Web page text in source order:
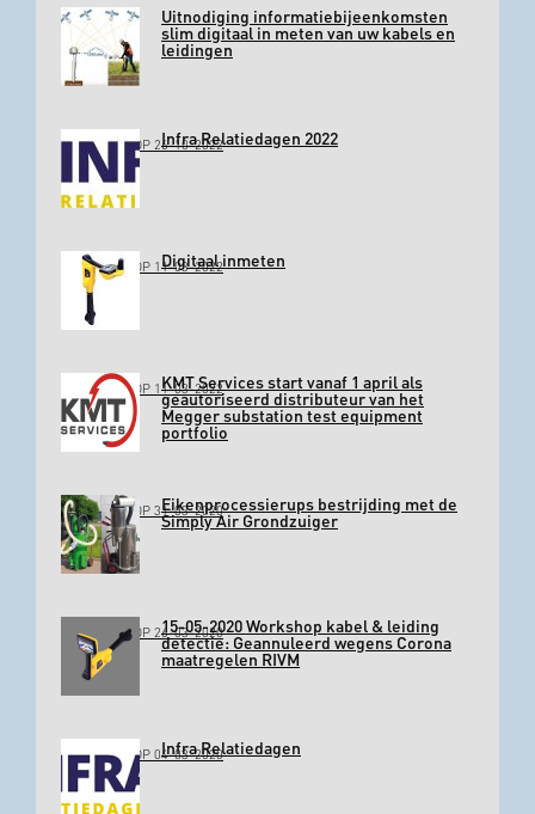
Uitnodiging informatiebijeenkomsten
slim digitaal in meten van uw kabels en
leidingen
GEPLAATST OP 26-10-2022Infra Relatiedagen 2022
GEPLAATST OP 11-03-2022Digitaal inmeten
GEPLAATST OP 11-03-2022KMT Services start vanaf 1 april als
geautoriseerd distributeur van het
Megger substation test equipment
portfolio
GEPLAATST OP 31-03-2020Eikenprocessierups bestrijding met de
Simply Air Grondzuiger
GEPLAATST OP 26-03-202015-05-2020 Workshop kabel & leiding
detectie: Geannuleerd wegens Corona
maatregelen RIVM
GEPLAATST OP 04-03-2020Infra Relatiedagen